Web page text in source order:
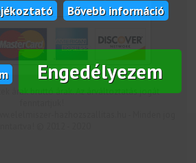
Bővebb információ
Engedélyezem
árak bruttó árak. Az árváltoztatás jogát